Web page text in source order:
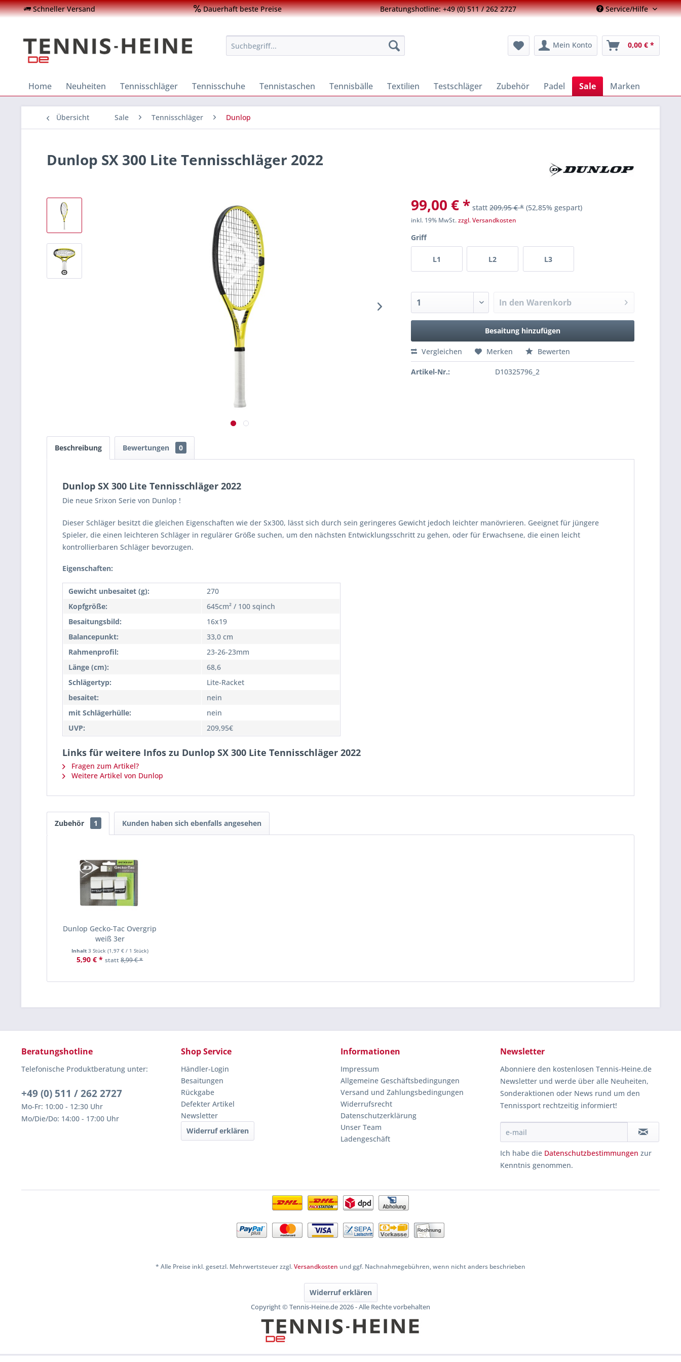
Schneller Versand Dauerhaft beste Preise Beratungshotline: +49 (0) 511 / 262 2727 Service/Hilfe
Mein Konto 0,00 € *
Home Neuheiten Tennisschläger Tennisschuhe Tennistaschen Tennisbälle Textilien Testschläger Zubehör Padel Sale Marken
Übersicht Sale Tennisschläger Dunlop
Dunlop SX 300 Lite Tennisschläger 2022
99,00 € * statt209,95 € * (52,85% gespart)
inkl. 19% MwSt.zzgl. Versandkosten
Griff
L1 L2 L3
In den Warenkorb
Besaitung hinzufügen
Vergleichen Merken Bewerten
Artikel-Nr.: D10325796_2
Beschreibung Bewertungen 0
Dunlop SX 300 Lite Tennisschläger 2022
Die neue Srixon Serie von Dunlop !
Dieser Schläger besitzt die gleichen Eigenschaften wie der Sx300, lässt sich durch sein geringeres Gewicht jedoch leichter manövrieren. Geeignet für jüngere
Spieler, die einen leichteren Schläger in regulärer Größe suchen, um den nächsten Entwicklungsschritt zu gehen, oder für Erwachsene, die einen leicht
kontrollierbaren Schläger bevorzugen.
Eigenschaften:
Gewicht unbesaitet (g):
270
Kopfgröße:
645cm² / 100 sqinch
Besaitungsbild:
16x19
Balancepunkt:
33,0 cm
Rahmenprofil:
23-26-23mm
Länge (cm):
68,6
Schlägertyp:
Lite-Racket
besaitet:
nein
mit Schlägerhülle:
nein
UVP:
209,95€
Links für weitere Infos zu Dunlop SX 300 Lite Tennisschläger 2022
Fragen zum Artikel?
Weitere Artikel von Dunlop
Zubehör 1 Kunden haben sich ebenfalls angesehen
Dunlop Gecko-Tac Overgrip
weiß 3er
Inhalt 3 Stück (1,97 €/ 1 Stück)
5,90 € * statt8,99 € *
Beratungshotline
Telefonische Produktberatung unter:
+49 (0) 511 / 262 2727
Mo-Fr: 10:00 - 12:30 Uhr
Mo/Die/Do: 14:00 - 17:00 Uhr
Shop Service
Händler-Login
Besaitungen
Rückgabe
Defekter Artikel
Newsletter
Widerruf erklären
Informationen
Impressum
Allgemeine Geschäftsbedingungen
Versand und Zahlungsbedingungen
Widerrufsrecht
Datenschutzerklärung
Unser Team
Ladengeschäft
Newsletter
Abonniere den kostenlosen Tennis-Heine.de
Newsletter und werde über alle Neuheiten,
Sonderaktionen oder News rund um den
Tennissport rechtzeitig informiert!
Ich habe die Datenschutzbestimmungen zur
Kenntnis genommen.
* Alle Preise inkl. gesetzl. Mehrwertsteuer zzgl.Versandkosten und ggf. Nachnahmegebühren, wenn nicht anders beschrieben
Widerruf erklären
Copyright © Tennis-Heine.de 2026 - Alle Rechte vorbehalten